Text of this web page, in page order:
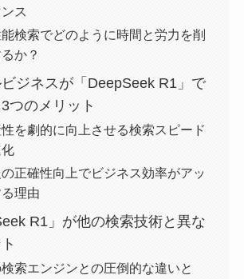
ス
検索でどのように時間と労力を削
か？
ジネスが「DeepSeek R1」で
つのメリット
を劇的に向上させる検索スピード
正確性向上でビジネス効率がアッ
理由
R1」が他の検索技術と異な
索エンジンとの圧倒的な違いと